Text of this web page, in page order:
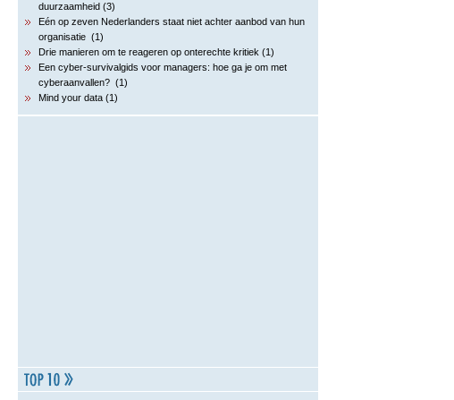
duurzaamheid (3)
Eén op zeven Nederlanders staat niet achter aanbod van hun
organisatie (1)
Drie manieren om te reageren op onterechte kritiek (1)
Een cyber-survivalgids voor managers: hoe ga je om met
cyberaanvallen? (1)
Mind your data (1)